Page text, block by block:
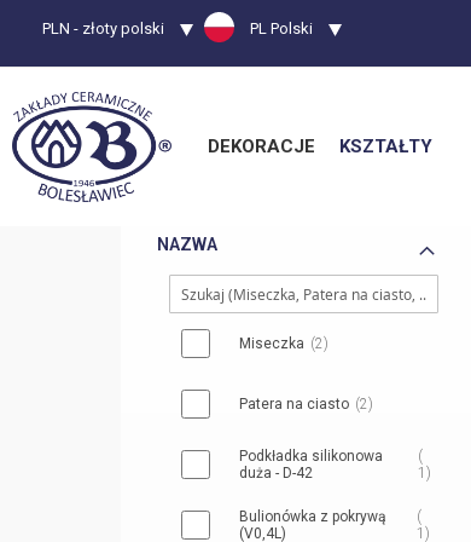
Waluta
PLN - złoty polski Język PL Polski
DEKORACJE KSZTAŁTY
NAZWA
Miseczka 2
Patera na ciasto 2
Podkładka silikonowa
duża - D-42
1
Bulionówka z pokrywą
(V0,4L)
1